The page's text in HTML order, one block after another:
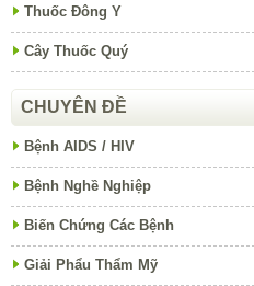
Thuốc Đông Y
Cây Thuốc Quý
CHUYÊN ĐỀ
Bệnh AIDS / HIV
Bệnh Nghề Nghiệp
Biến Chứng Các Bệnh
Giải Phẩu Thẩm Mỹ